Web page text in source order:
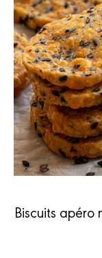
Biscuits